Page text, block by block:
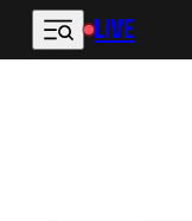
Vai al contenuto
LIVE